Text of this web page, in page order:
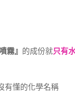
霧』 的成份就只有
有懂的化學名稱